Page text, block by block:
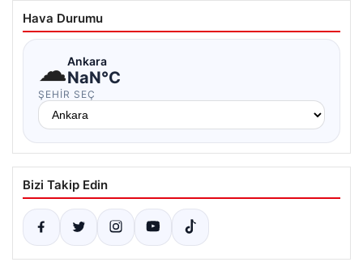
Hava Durumu
☁Ankara
NaN°C
ŞEHIR SEÇ
Bizi Takip Edin